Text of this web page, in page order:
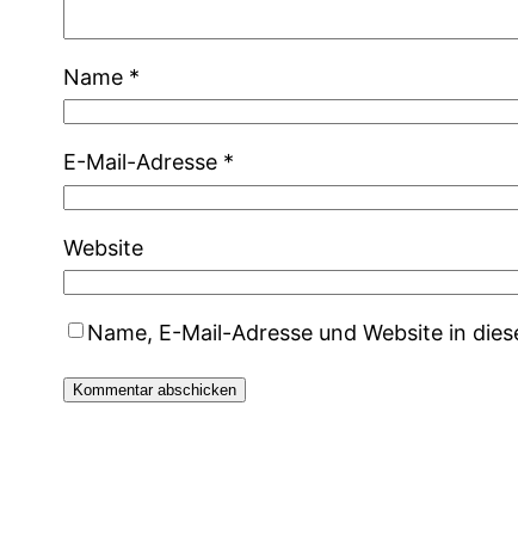
Name *
E-Mail-Adresse *
Website
Name, E-Mail-Adresse und Website in